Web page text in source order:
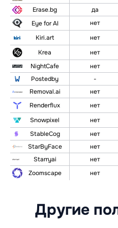
Erase.bg
да
Eye for AI
нет
Kiri.art
нет
Krea
нет
NightCafe
нет
Postedby
-
Removal.ai
нет
Renderflux
нет
Snowpixel
нет
StableCog
нет
StarByFace
нет
Starryai
нет
Zoomscape
нет
Другие